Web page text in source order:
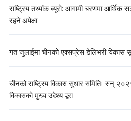
राष्ट्रिय तथ्यांक ब्यूरो: आगामी चरणमा आर्थिक
रहने अपेक्षा
गत जुलाईमा चीनको एक्सप्रेस डेलिभरी विकास
चीनको राष्ट्रिय विकास सुधार समितिः सन्
विकासको मुख्य उद्देश्य पूरा